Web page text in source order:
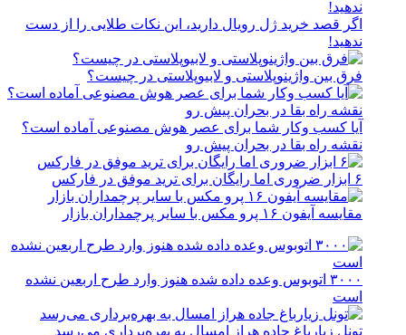
اگر قصد خرید ژل رویال دارید، این نکات طلایی را از دست
ندهید!
فرق بین واژینوپلاستی و لابیوپلاستی در چیست؟
آیا کسب وکار شما برای عصر هوش مصنوعی آماده است؟
نقشه راه بقا در بحران پیش رو
۶ ابزار ضروری اما رایگان برای ترید موفق در فارکس
مقایسه آیفون ۱۶ پرو مکس با سایر پرچمداران بازار
۳۰۰۰ اتوبوس وعده داده شده هنوز وارد طرح اربعین نشده
است
تونل زیارباغ جاده هراز امسال به بهره‌برداری می‌رسد